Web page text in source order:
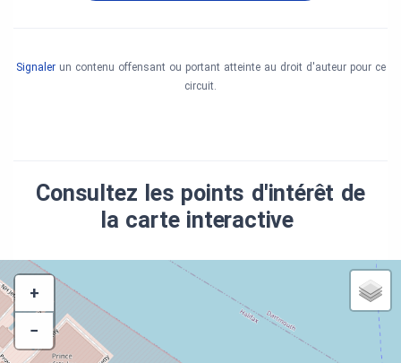
Signalerun contenu offensant ou portant atteinte au droit d'auteur pour ce
circuit.
Consultez les points d'intérêt de
la carte interactive
+
−